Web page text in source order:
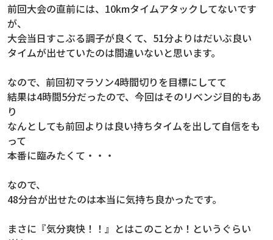
前回大会の直前には、10kmタイムアタックしてないです
が、
大会当日すこぶる調子が良くて、51分よりはだいぶ良い
タイムが出せていたのは間違いないと思います。
なので、前回初マラソン4時間切りを目標にしてて
結果は4時間5分だったので、今回はそのリベンジ目的もあ
り
なんとしても前回よりは良い持ちタイムを出して自信をも
って
本番に臨みたくて・・・
なので、
48分台が出せたのは本当に気持ち良かったです。
まさに『気分爽快！！』とはこのことか！というぐらい